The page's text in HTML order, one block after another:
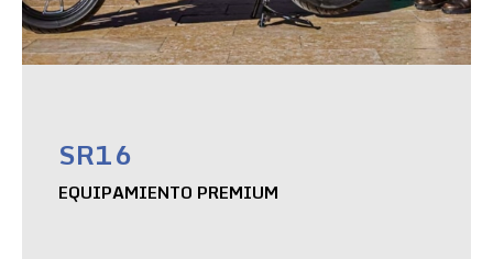
SR16
EQUIPAMIENTO PREMIUM